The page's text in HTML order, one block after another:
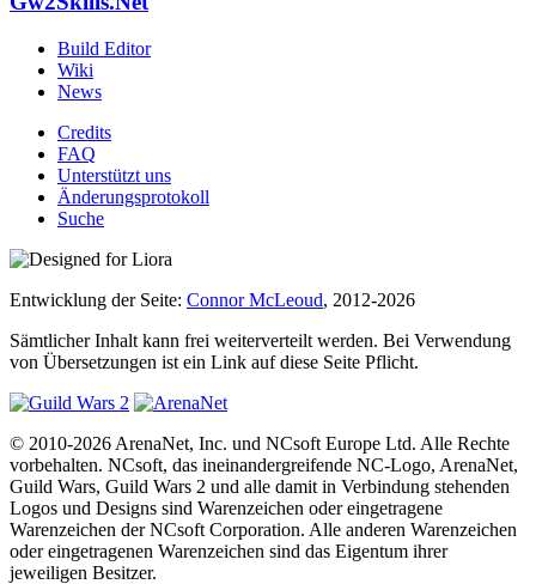
Build Editor
Wiki
News
Credits
FAQ
Unterstützt uns
Änderungsprotokoll
Suche
Entwicklung der Seite: Connor McLeoud, 2012-2026
Sämtlicher Inhalt kann frei weiterverteilt werden. Bei Verwendung
von Übersetzungen ist ein Link auf diese Seite Pflicht.
© 2010-2026 ArenaNet, Inc. und NCsoft Europe Ltd. Alle Rechte
vorbehalten. NCsoft, das ineinandergreifende NC-Logo, ArenaNet,
Guild Wars, Guild Wars 2 und alle damit in Verbindung stehenden
Logos und Designs sind Warenzeichen oder eingetragene
Warenzeichen der NCsoft Corporation. Alle anderen Warenzeichen
oder eingetragenen Warenzeichen sind das Eigentum ihrer
jeweiligen Besitzer.